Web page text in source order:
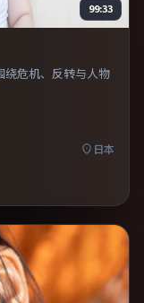
99:33
绕危机、反转与人物
日本